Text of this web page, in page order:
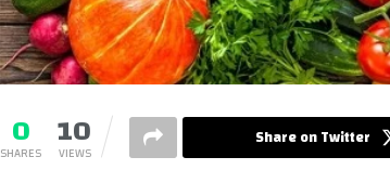
0
SHARES 10
VIEWS
Share on Twitter